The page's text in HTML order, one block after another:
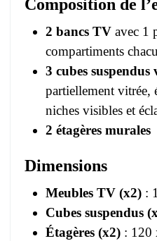
Composition de
2 bancs TV avec 1
compartiments
3 cubes suspendus
partiellement vitrée,
niches visibles et
2 étagères murales
Dimensions
Meubles TV (x2) :
Cubes suspendus
Étagères (x2) : 120